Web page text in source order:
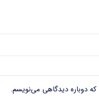
دوباره دیدگاهی می‌نویسم.